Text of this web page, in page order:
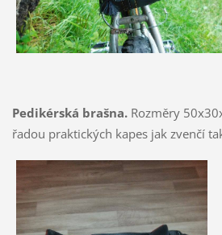
Pedikérská brašna.Rozměry
řadou praktických kapes jak zvenčí